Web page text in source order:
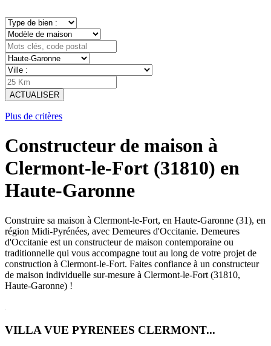
ACTUALISER
Plus de critères
Constructeur de maison à
Clermont-le-Fort (31810) en
Haute-Garonne
Construire sa maison à Clermont-le-Fort, en Haute-Garonne (31), en
région Midi-Pyrénées, avec Demeures d'Occitanie. Demeures
d'Occitanie est un constructeur de maison contemporaine ou
traditionnelle qui vous accompagne tout au long de votre projet de
construction à Clermont-le-Fort. Faites confiance à un constructeur
de maison individuelle sur-mesure à Clermont-le-Fort (31810,
Haute-Garonne) !
VILLA VUE PYRENEES CLERMONT...